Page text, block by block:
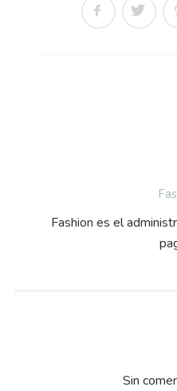
Fashion es el
Sin